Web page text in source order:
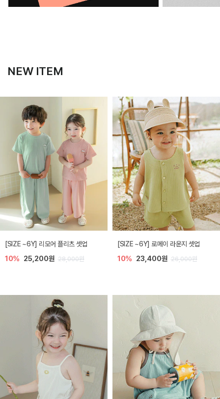
NEW ITEM
[SIZE ~6Y] 리모어 플리츠 셋업
10% 25,200원 28,000원
[SIZE ~6Y] 로메이 라운지 셋업
10% 23,400원 26,000원